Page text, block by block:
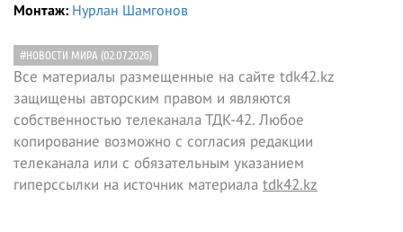
Монтаж: Нурлан Шамгонов
#НОВОСТИ МИРА (02.07.2026)
Все материалы размещенные на сайте tdk42.kz
защищены авторским правом и являются
собственностью телеканала ТДК-42. Любое
копирование возможно с согласия редакции
телеканала или с обязательным указанием
гиперссылки на источник материала tdk42.kz